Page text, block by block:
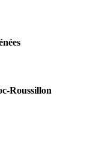
Roussillon